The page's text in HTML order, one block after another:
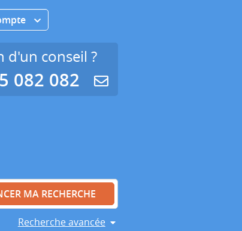
Recherche avancée
d'un conseil ?
082 082